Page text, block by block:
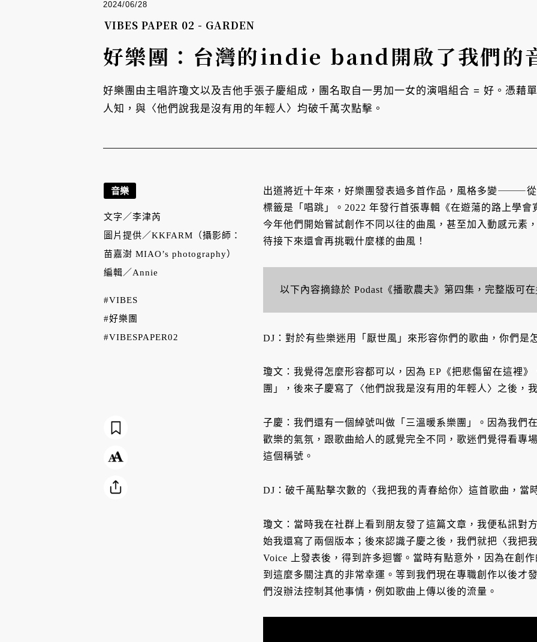
2024/06/28
VIBES PAPER 02 - GARDEN
好樂團：台灣的indie band開啟了我們的
好樂團由主唱許瓊文以及吉他手張子慶組成，團名取自一男加一女的演唱組合 = 好。憑藉
人知，與〈他們說我是沒有用的年輕人〉均破千萬次點擊。
出道將近十年來，好樂團發表過多首作品，風格多變⸻從
標籤是「唱跳」。2022 年發行首張專輯《在遊蕩的路上學會
今年他們開始嘗試創作不同以往的曲風，甚至加入動感元素
待接下來還會再挑戰什麼樣的曲風！
以下內容摘錄於 Podast《播歌農夫》第四集，完整版可在
DJ：對於有些樂迷用「厭世風」來形容你們的歌曲，你們是
瓊文：我覺得怎麼形容都可以，因為 EP《把悲傷留在這裡
團」，後來子慶寫了〈他們說我是沒有用的年輕人〉之後，
子慶：我們還有一個綽號叫做「三溫暖系樂團」。因為我們
歡樂的氣氛，跟歌曲給人的感覺完全不同，歌迷們覺得看專
這個稱號。
DJ：破千萬點擊次數的〈我把我的青春給你〉這首歌曲，當
瓊文：當時我在社群上看到朋友發了這篇文章，我便私訊對
始我還寫了兩個版本；後來認識子慶之後，我們就把〈我把
Voice 上發表後，得到許多迴響。當時有點意外，因為在創
到這麼多關注真的非常幸運。等到我們現在專職創作以後才
們沒辦法控制其他事情，例如歌曲上傳以後的流量。
音樂
文字／李津芮
圖片提供／KKFARM（攝影師：
苗嘉澍 MIAO’s photography）
編輯／ Annie
#VIBES
#好樂團
#VIBESPAPER02